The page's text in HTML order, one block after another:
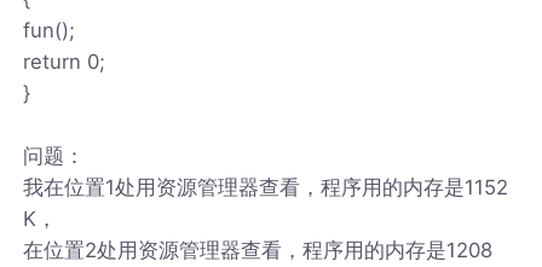
fun();
return 0;
}
问题：
我在位置1处用资源管理器查看，程序用的内存是1152
K，
在位置2处用资源管理器查看，程序用的内存是1208